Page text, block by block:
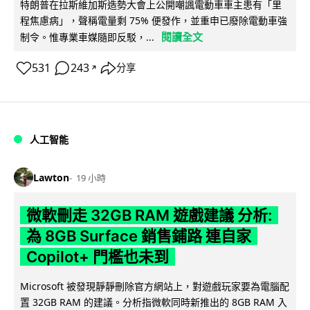
特朗普在拉斯維加斯造勢大會上公開嘲諷電動車車主患有「里
程焦慮病」，聲稱電量剩 75% 便發作，並重申已廢除電動車強
制令。惟專業車媒隨即反駁，...
閱讀全文
531 243 ↗ 分享
人工智能
Lawton 19 小時
微軟刪走 32GB RAM 遊戲建議 分析:
為 8GB Surface 銷售鋪路 連自家
Copilot+ 門檻也未到
Microsoft 被發現靜靜刪除官方網站上，對遊戲玩家要為電腦配
置 32GB RAM 的建議。分析指微軟同時新推出的 8GB RAM 入